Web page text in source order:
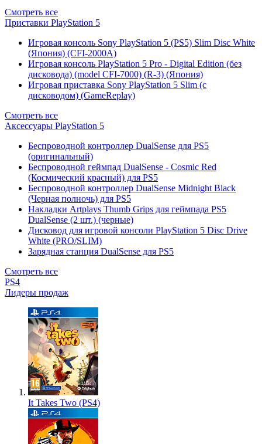
Смотреть все
Приставки PlayStation 5
Игровая консоль Sony PlayStation 5 (PS5) Slim Disc White
(Япония) (CFI-2000A)
Игровая консоль PlayStation 5 Pro - Digital Edition (без
дисковода) (model CFI-7000) (R-3) (Япония)
Игровая приставка Sony PlayStation 5 Slim (с
дисководом) (GameReplay)
Смотреть все
Аксессуары PlayStation 5
Беспроводной контроллер DualSense для PS5
(оригинальный)
Беспроводной геймпад DualSense - Cosmic Red
(Космический красный) для PS5
Беспроводной контроллер DualSense Midnight Black
(Черная полночь) для PS5
Накладки Artplays Thumb Grips для геймпада PS5
DualSense (2 шт.) (черные)
Дисковод для игровой консоли PlayStation 5 Disc Drive
White (PRO/SLIM)
Зарядная станция DualSense для PS5
Смотреть все
PS4
Лидеры продаж
It Takes Two (PS4)